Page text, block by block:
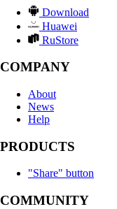
Download
Huawei
RuStore
COMPANY
About
News
Help
PRODUCTS
"Share" button
COMMUNITY